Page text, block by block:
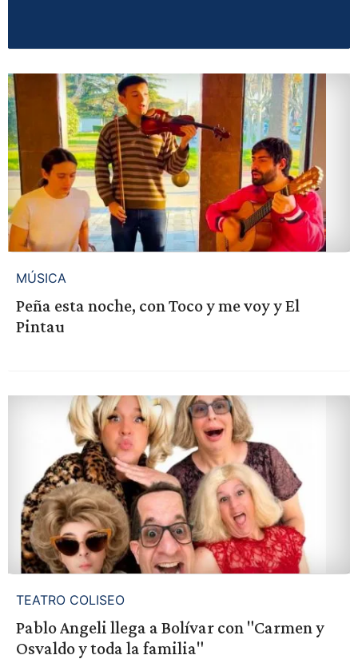
MÚSICA
Peña esta noche, con Toco y me voy y El
Pintau
TEATRO COLISEO
Pablo Angeli llega a Bolívar con "Carmen y
Osvaldo y toda la familia"